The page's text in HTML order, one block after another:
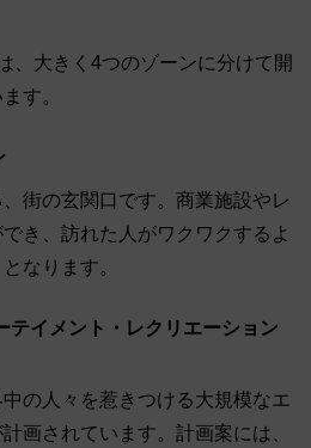
、大きく4つのゾーンに分けて開
す。
街の玄関口です。商業施設やレ
き、訪れた人がワクワクするよ
なります。
イメント・レクリエーション
の人々を惹きつける大規模なエ
画されています。計画案には、